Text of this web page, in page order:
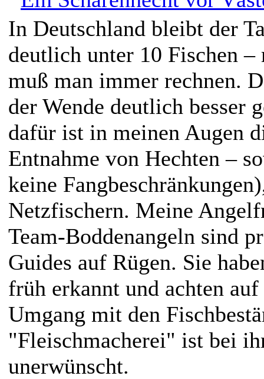
In Deutschland bleibt der
deutlich unter 10 Fischen –
muß man immer rechnen.
der Wende deutlich besser
dafür ist in meinen Augen
Entnahme von Hechten –
keine
Netzfischern. Meine
Team-Boddenangeln sind
Guides auf Rügen. Sie
früh erkannt und achten
Umgang mit den
"Fleischmacherei" ist bei
unerwünscht.